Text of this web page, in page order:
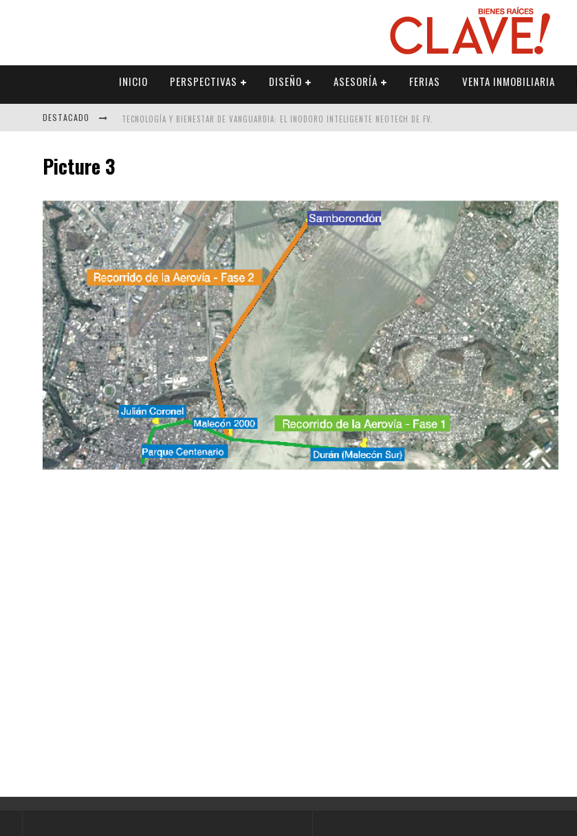
INICIO PERSPECTIVAS DISEÑO ASESORÍA FERIAS VENTA INMOBILIARIA
DESTACADO TECNOLOGÍA Y BIENESTAR DE VANGUARDIA: EL INODORO INTELIGENTE NEOTECH DE FV.
EL DESPERTAR DE LA CALIDEZ: ACABADOS DORADOS DE FV PARA ELEVAR TU ESPACIO
Picture 3
SAINT-GOBAIN IMPTEK – XI CONVENCIÓN
INTERNACIONAL